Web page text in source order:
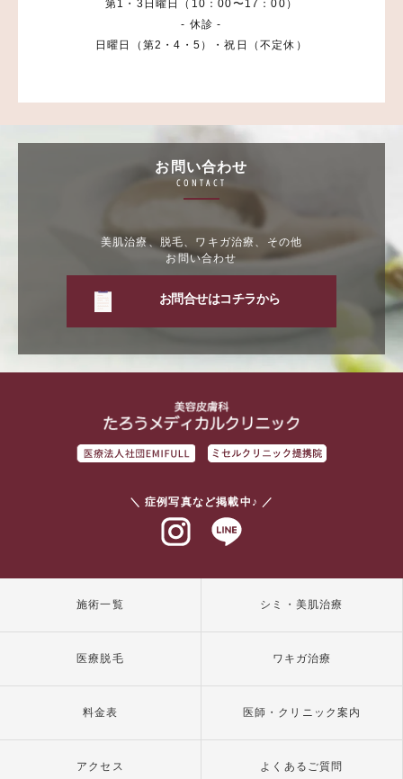
第1・3日曜日（10：00〜17：00）
- 休診 -
日曜日（第2・4・5）・祝日（不定休）
お問い合わせ
CONTACT
美肌治療、脱毛、ワキガ治療、その他
お問い合わせ
お問合せはコチラから
＼ 症例写真など掲載中♪ ／
インスタグラム
施術一覧 シミ・美肌治療
医療脱毛 ワキガ治療
料金表 医師・クリニック案内
アクセス よくあるご質問